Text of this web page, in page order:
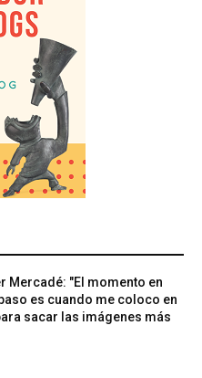
Mercadé: "El momento en
es cuando me coloco en
sacar las imágenes más